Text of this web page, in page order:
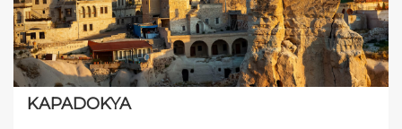
KAPADOKYA